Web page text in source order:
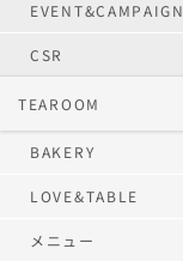
EVENT&CAMPAIGN
CSR
TEAROOM
BAKERY
LOVE&TABLE
メニュー